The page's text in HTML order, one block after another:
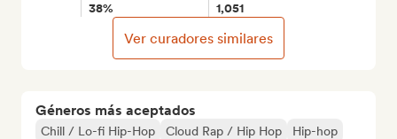
Géneros más aceptados
Chill / Lo-fi Hip-Hop Cloud Rap / Hip Hop
Hip-hop
38% 1,051
Ver curadores similares